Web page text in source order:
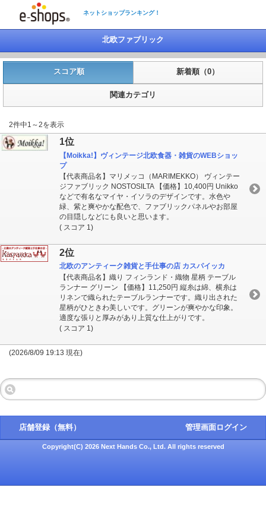
ネットショップランキング！
北欧ファブリック
スコア順 新着順（0）
関連カテゴリ
2件中1～2を表示
1位
【Moikka!】ヴィンテージ北欧食器・雑貨のWEBショッ
プ
【代表商品名】マリメッコ（MARIMEKKO） ヴィンテー
ジファブリック NOSTOSILTA 【価格】10,400円 Unikko
などで有名なマイヤ・イソラのデザインです。水色や
緑、紫と爽やかな配色で、ファブリックパネルやお部屋
の目隠しなどにも良いと思います。
( スコア 1)
2位
北欧のアンティーク雑貨と手仕事の店 カスパイッカ
【代表商品名】織り フィンランド・織物 星柄 テーブル
ランナー グリーン 【価格】11,250円 縦糸は綿、横糸は
リネンで織られたテーブルランナーです。織り出された
星柄がひときわ美しいです。グリーンが爽やかな印象。
適度な張りと厚みがあり上質な仕上がりです。
( スコア 1)
(2026/8/09 19:13 現在)
店舗登録（無料） 管理画面ログイン
Copyright(C) 2026 Next Hands Co., Ltd. All rights reserved